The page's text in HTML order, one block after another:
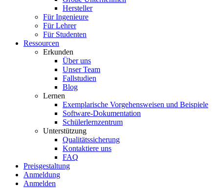
Hersteller
Für Ingenieure
Für Lehrer
Für Studenten
Ressourcen
Erkunden
Über uns
Unser Team
Fallstudien
Blog
Lernen
Exemplarische Vorgehensweisen und Beispiele
Software-Dokumentation
Schülerlernzentrum
Unterstützung
Qualitätssicherung
Kontaktiere uns
FAQ
Preisgestaltung
Anmeldung
Anmelden